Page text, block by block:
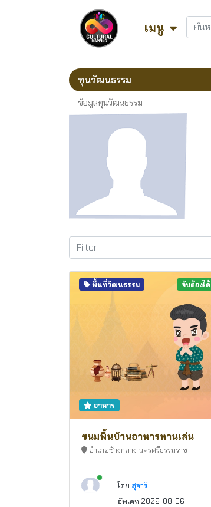
เมนู
ทุนวัฒนธรรม
ข้อมูลทุนวัฒนธรรม
พื้นที่วัฒนธรรม จับต้องได้
อาหาร
ขนมพื้นบ้านอาหารทานเล่น
อำเภอช้างกลาง นครศรีธรรมราช
New alerts
โดย สุจารี
อัพเดท 2026-08-06